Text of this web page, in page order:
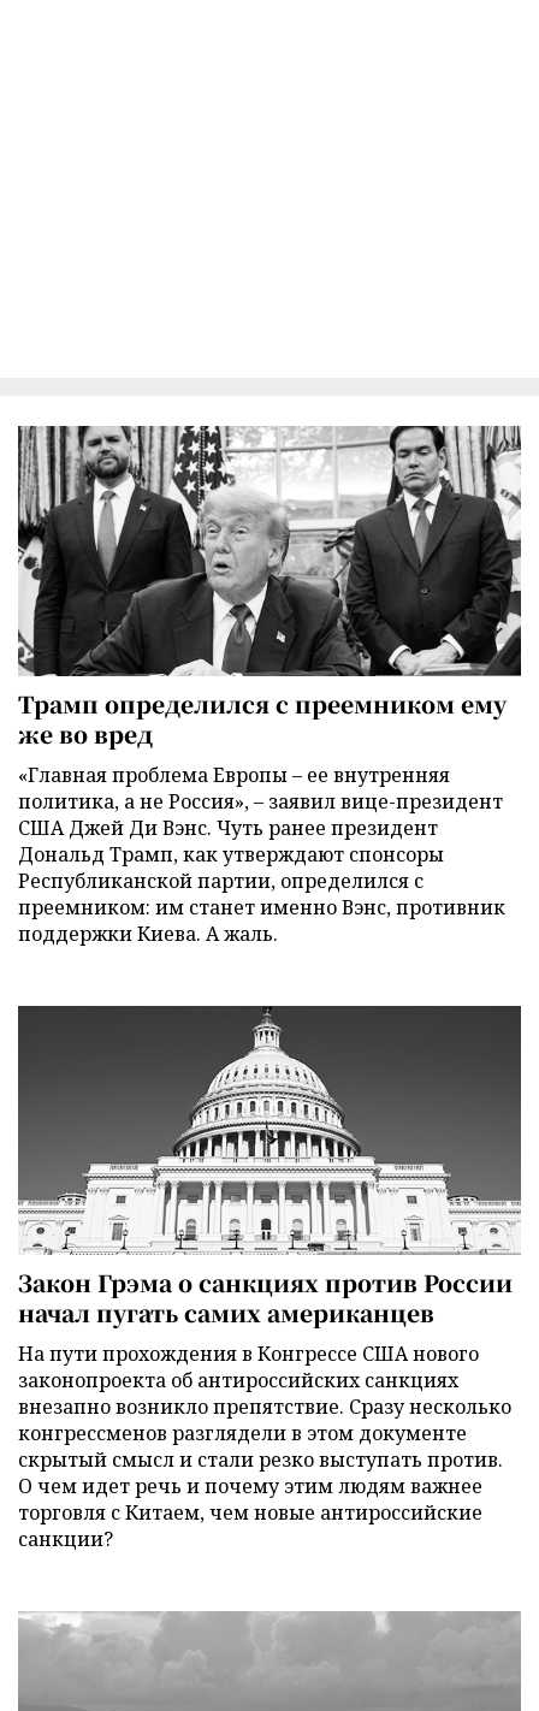
Трамп определился с преемником ему
же во вред
«Главная проблема Европы – ее внутренняя
политика, а не Россия», – заявил вице-президент
США Джей Ди Вэнс. Чуть ранее президент
Дональд Трамп, как утверждают спонсоры
Республиканской партии, определился с
преемником: им станет именно Вэнс, противник
поддержки Киева. А жаль.
Закон Грэма о санкциях против России
начал пугать самих американцев
На пути прохождения в Конгрессе США нового
законопроекта об антироссийских санкциях
внезапно возникло препятствие. Сразу несколько
конгрессменов разглядели в этом документе
скрытый смысл и стали резко выступать против.
О чем идет речь и почему этим людям важнее
торговля с Китаем, чем новые антироссийские
санкции?